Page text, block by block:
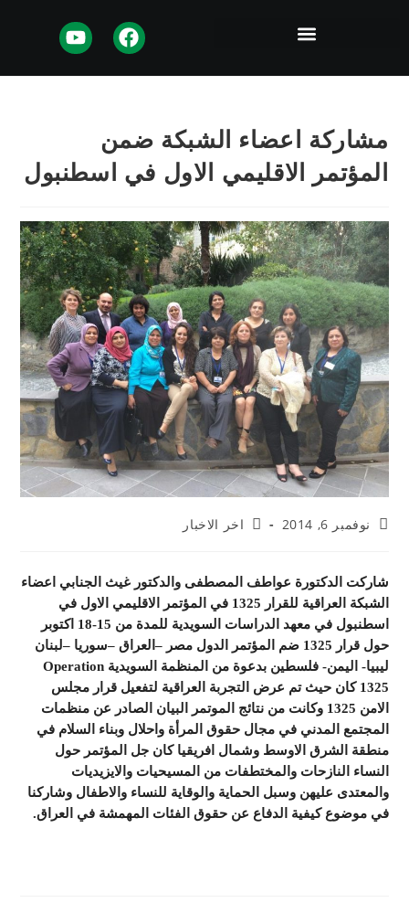
اعضاء الشبكة ضمن
الاقليمي الاول في اسطنبول
نوفمبر 6, 2014 اخر الاخبار
الدكتورة عواطف المصطفى والدكتور غيث الجنابي اعضاء
الشبكة العراقية للقرار 1325 في المؤتمر الاقليمي الاول في
اسطنبول في معهد الدراسات السويدية للمدة من 15-18 اكتوبر
حول قرار 1325 ضم المؤتمر الدول مصر –العراق –سوريا –لبنان
اليمن- فلسطين بدعوة من المنظمة السويدية Operation
كان حيث تم عرض التجربة العراقية لتفعيل قرار مجلس
الامن 1325 وكانت من نتائج الموتمر البيان الصادر عن منظمات
المدني في مجال حقوق المرأة واحلال وبناء السلام في
الشرق الاوسط وشمال افريقيا كان جل المؤتمر حول
النازحات والمختطفات من المسيحيات والايزيديات
عليهن وسبل الحماية والوقاية للنساء والاطفال وشاركنا
موضوع كيفية الدفاع عن حقوق الفئات المهمشة في العراق.